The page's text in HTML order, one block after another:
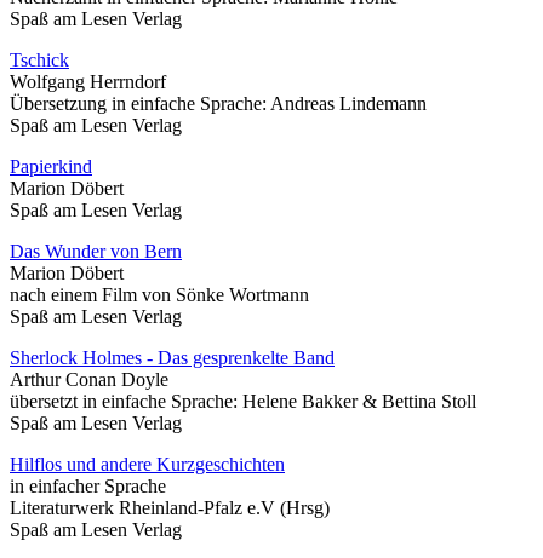
Spaß am Lesen Verlag
Tschick
Wolfgang Herrndorf
Übersetzung in einfache Sprache: Andreas Lindemann
Spaß am Lesen Verlag
Papierkind
Marion Döbert
Spaß am Lesen Verlag
Das Wunder von Bern
Marion Döbert
nach einem Film von Sönke Wortmann
Spaß am Lesen Verlag
Sherlock Holmes - Das gesprenkelte Band
Arthur Conan Doyle
übersetzt in einfache Sprache: Helene Bakker & Bettina Stoll
Spaß am Lesen Verlag
Hilflos und andere Kurzgeschichten
in einfacher Sprache
Literaturwerk Rheinland-Pfalz e.V (Hrsg)
Spaß am Lesen Verlag